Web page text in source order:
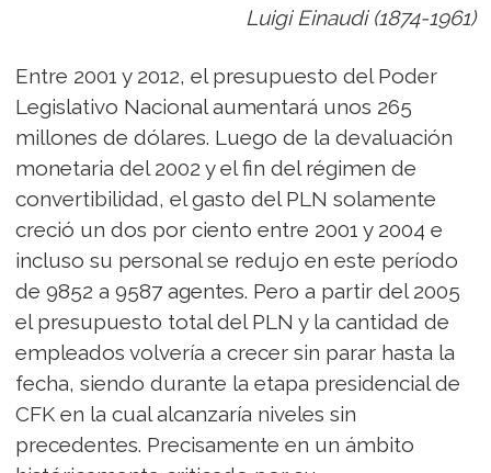
Luigi Einaudi (1874-1961)
Entre 2001 y 2012, el presupuesto del Poder
Legislativo Nacional aumentará unos 265
millones de dólares. Luego de la devaluación
monetaria del 2002 y el fin del régimen de
convertibilidad, el gasto del PLN solamente
creció un dos por ciento entre 2001 y 2004 e
incluso su personal se redujo en este período
de 9852 a 9587 agentes. Pero a partir del 2005
el presupuesto total del PLN y la cantidad de
empleados volvería a crecer sin parar hasta la
fecha, siendo durante la etapa presidencial de
CFK en la cual alcanzaría niveles sin
precedentes. Precisamente en un ámbito